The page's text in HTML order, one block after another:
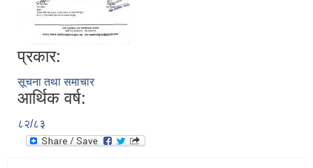
प्रकार:
सूचना तथा समाचार
आर्थिक वर्ष:
८२/८३